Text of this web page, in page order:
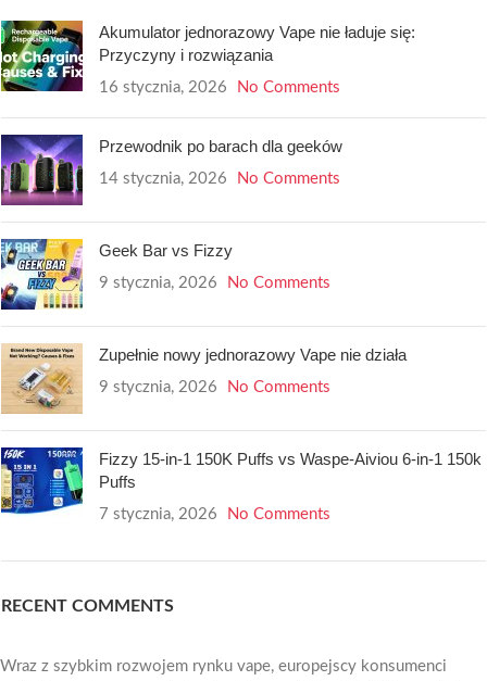
Akumulator jednorazowy Vape nie ładuje się:
Przyczyny i rozwiązania
16 stycznia, 2026 No Comments
Przewodnik po barach dla geeków
14 stycznia, 2026 No Comments
Geek Bar vs Fizzy
9 stycznia, 2026 No Comments
Zupełnie nowy jednorazowy Vape nie działa
9 stycznia, 2026 No Comments
Fizzy 15-in-1 150K Puffs vs Waspe-Aiviou 6-in-1 150k
Puffs
7 stycznia, 2026 No Comments
RECENT COMMENTS
Wraz z szybkim rozwojem rynku vape, europejscy konsumenci